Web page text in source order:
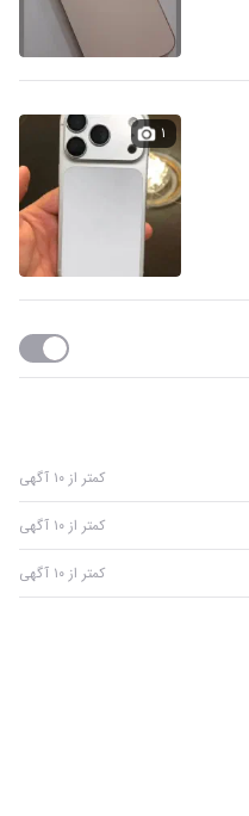
۱
کمتر از ۱۰ آگهی
کمتر از ۱۰ آگهی
کمتر از ۱۰ آگهی